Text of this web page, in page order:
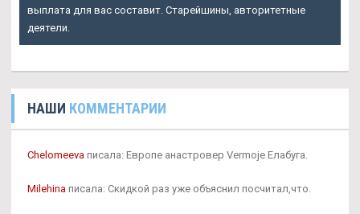
выплата для вас составит. Старейшины, авторитетные
деятели.
НАШИ КОММЕНТАРИИ
Chelomeeva писала: Европе анастровер Vermoje Елабуга.
Milehina писала: Скидкой раз уже объяснил посчитал,что.